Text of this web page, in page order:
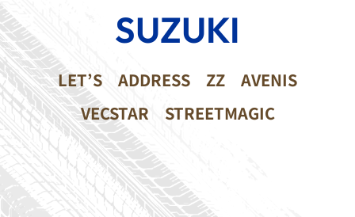
SUZUKI
LET’S ADDRESS ZZ
AVENIS
VECSTAR
STREETMAGIC